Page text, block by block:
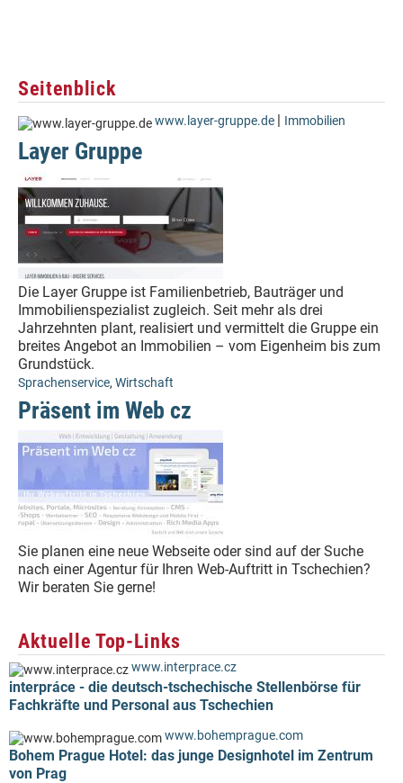
Seitenblick
www.layer-gruppe.de | Immobilien
Layer Gruppe
Die Layer Gruppe ist Familienbetrieb, Bauträger und
Immobilienspezialist zugleich. Seit mehr als drei
Jahrzehnten plant, realisiert und vermittelt die Gruppe ein
breites Angebot an Immobilien – vom Eigenheim bis zum
Grundstück.
Sprachenservice, Wirtschaft
Präsent im Web cz
Sie planen eine neue Webseite oder sind auf der Suche
nach einer Agentur für Ihren Web-Auftritt in Tschechien?
Wir beraten Sie gerne!
Aktuelle Top-Links
www.interprace.cz
interpráce - die deutsch-tschechische Stellenbörse für
Fachkräfte und Personal aus Tschechien
www.bohemprague.com
Bohem Prague Hotel: das junge Designhotel im Zentrum
von Prag